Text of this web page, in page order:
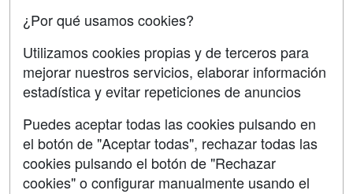
Copyleft
Grupo formazion:
¿Por qué usamos cookies?
Utilizamos cookies propias y de terceros para
mejorar nuestros servicios, elaborar información
estadística y evitar repeticiones de anuncios
Puedes aceptar todas las cookies pulsando en
el botón de "Aceptar todas", rechazar todas las
cookies pulsando el botón de "Rechazar
cookies" o configurar manualmente usando el